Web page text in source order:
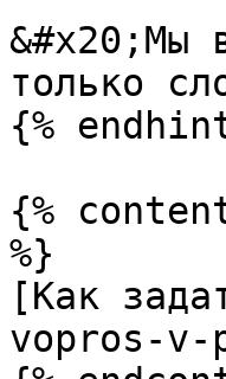
&#x20;Мы
только
{%
{%
%}
[Как
vopros-v-